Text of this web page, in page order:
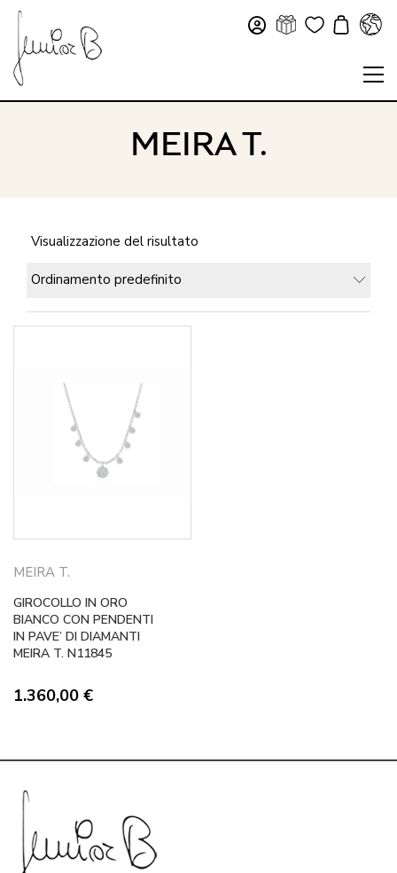
MEIRA T.
Visualizzazione del risultato
Ordinamento predefinito
MEIRA T.
GIROCOLLO IN ORO
BIANCO CON PENDENTI
IN PAVE’ DI DIAMANTI
MEIRA T. N11845
1.360,00 €